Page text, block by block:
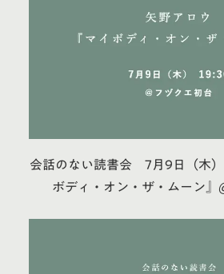
会話のない読書会 7月9日（木）
ボディ・オン・ザ・ムーン』